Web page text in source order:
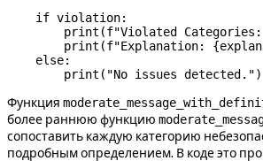
    if
violation:
        print
(f"Violated Categories:
        print
(f"Explanation: {
    else
:
        print
( "No issues detected.")
Функция
более раннюю функцию
сопоставить каждую категорию
подробным определением. В коде это